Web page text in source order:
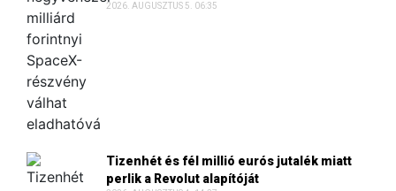
2026. AUGUSZTUS 5. 06:35
Tizenhét és fél millió eurós jutalék miatt
perlik a Revolut alapítóját